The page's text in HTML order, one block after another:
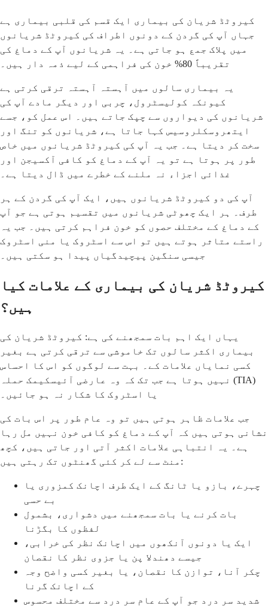
کیروٹڈ شریان کی بیماری ایک قسم کی قلبی بیماری ہے
جہاں آپ کی گردن کے دونوں اطراف کی کیروٹڈ شریانوں
میں پلاک جمع ہو جاتی ہے۔ یہ شریانوں آپ کے دماغ کی
تقریباً 80% خون کی فراہمی کے لیے ذمہ دار ہیں۔
یہ بیماری سالوں میں آہستہ آہستہ ترقی کرتی ہے
کیونکہ کولیسٹرول، چربی اور دیگر مادے آپ کی
شریانوں کی دیواروں سے چپک جاتے ہیں۔ اس عمل کو، جسے
ایتھروسکلروسیس کہا جاتا ہے، شریانوں کو تنگ اور
سخت کر دیتا ہے۔ جب یہ آپ کی کیروٹڈ شریانوں میں خاص
طور پر ہوتا ہے تو یہ آپ کے دماغ کو کافی آکسیجن اور
غذائی اجزاء نہ ملنے کے خطرے میں ڈال دیتا ہے۔
آپ کی دو کیروٹڈ شریانوں ہیں، ایک آپ کی گردن کے ہر
طرف۔ ہر ایک چھوٹی شریانوں میں تقسیم ہوتی ہے جو آپ
کے دماغ کے مختلف حصوں کو خون فراہم کرتی ہیں۔ جب یہ
راستے متاثر ہوتے ہیں تو اس سے اسٹروک یا منی اسٹروک
جیسی سنگین پیچیدگیاں پیدا ہو سکتی ہیں۔
کیروٹڈ شریان کی بیماری کے علامات کیا
ہیں؟
یہاں ایک اہم بات سمجھنے کی ہے: کیروٹڈ شریان کی
بیماری اکثر سالوں تک خاموشی سے ترقی کرتی ہے بغیر
کسی نمایاں علامات کے۔ بہت سے لوگوں کو اس کا احساس
نہیں ہوتا ہے جب تک کہ وہ عارضی آئیسکیمک حملہ (TIA)
یا اسٹروک کا شکار نہ ہو جائیں۔
جب علامات ظاہر ہوتی ہیں تو وہ عام طور پر اس بات کی
نشانی ہوتی ہیں کہ آپ کے دماغ کو کافی خون نہیں مل رہا
ہے۔ یہ انتباہی علامات اکثر آتی اور جاتی ہیں، کچھ
منٹ سے لے کر کئی گھنٹوں تک رہتی ہیں:
چہرے، بازو یا ٹانگ کے ایک طرف اچانک کمزوری یا
بے حسی
بات کرنے یا بات سمجھنے میں دشواری، بشمول
لفظوں کا بگڑنا
ایک یا دونوں آنکھوں میں اچانک نظر کی خرابی،
جیسے دھندلا پن یا جزوی نظر کا نقصان
چکر آنا، توازن کا نقصان، یا بغیر کسی واضح وجہ
کے اچانک گرنا
شدید سر درد جو آپ کے عام سر درد سے مختلف محسوس